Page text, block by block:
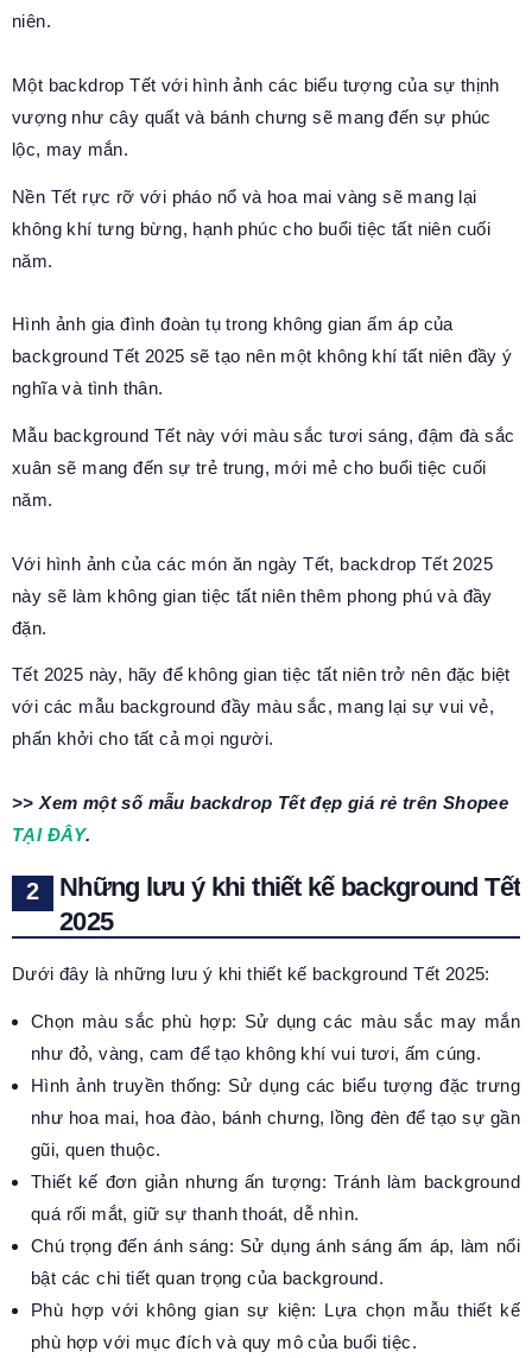
niên.
Một backdrop Tết với hình ảnh các biểu tượng của sự thịnh
vượng như cây quất và bánh chưng sẽ mang đến sự phúc
lộc, may mắn.
Nền Tết rực rỡ với pháo nổ và hoa mai vàng sẽ mang lại
không khí tưng bừng, hạnh phúc cho buổi tiệc tất niên cuối
năm.
Hình ảnh gia đình đoàn tụ trong không gian ấm áp của
background Tết 2025 sẽ tạo nên một không khí tất niên đầy ý
nghĩa và tình thân.
Mẫu background Tết này với màu sắc tươi sáng, đậm đà sắc
xuân sẽ mang đến sự trẻ trung, mới mẻ cho buổi tiệc cuối
năm.
Với hình ảnh của các món ăn ngày Tết, backdrop Tết 2025
này sẽ làm không gian tiệc tất niên thêm phong phú và đầy
đặn.
Tết 2025 này, hãy để không gian tiệc tất niên trở nên đặc biệt
với các mẫu background đầy màu sắc, mang lại sự vui vẻ,
phấn khởi cho tất cả mọi người.
>> Xem một số mẫu backdrop Tết đẹp giá rẻ trên Shopee
TẠI ĐÂY.
Những lưu ý khi thiết kế background Tết
2025
Dưới đây là những lưu ý khi thiết kế background Tết 2025:
Chọn màu sắc phù hợp: Sử dụng các màu sắc may mắn
như đỏ, vàng, cam để tạo không khí vui tươi, ấm cúng.
Hình ảnh truyền thống: Sử dụng các biểu tượng đặc trưng
như hoa mai, hoa đào, bánh chưng, lồng đèn để tạo sự gần
gũi, quen thuộc.
Thiết kế đơn giản nhưng ấn tượng: Tránh làm background
quá rối mắt, giữ sự thanh thoát, dễ nhìn.
Chú trọng đến ánh sáng: Sử dụng ánh sáng ấm áp, làm nổi
bật các chi tiết quan trọng của background.
Phù hợp với không gian sự kiện: Lựa chọn mẫu thiết kế
phù hợp với mục đích và quy mô của buổi tiệc.